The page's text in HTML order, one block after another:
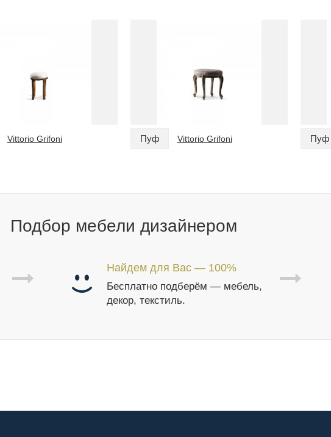
Vittorio Grifoni Пуф Vittorio Grifoni Пуф
Подбор мебели дизайнером
Найдем для Вас — 100%
Бесплатно подберём — мебель,
декор, текстиль.